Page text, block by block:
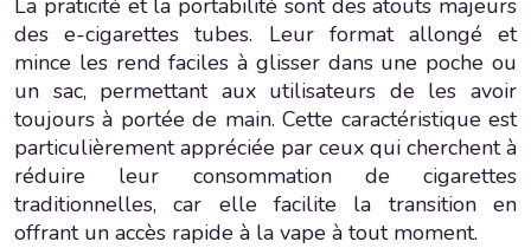
des e-cigarettes tubes. Leur format allongé et
mince les rend faciles à glisser dans une poche ou
un sac, permettant aux utilisateurs de les avoir
toujours à portée de main. Cette caractéristique est
particulièrement appréciée par ceux qui cherchent à
réduire leur consommation de cigarettes
traditionnelles, car elle facilite la transition en
offrant un accès rapide à la vape à tout moment.